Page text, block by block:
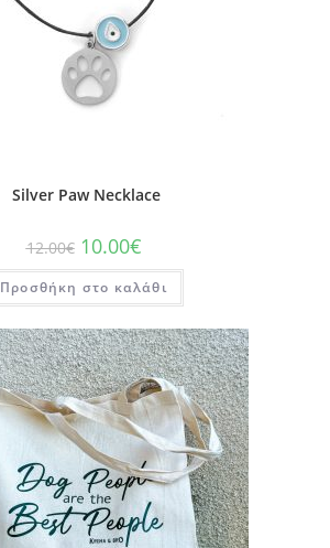
Silver Paw Necklace
12.00€ 10.00€
Προσθήκη στο καλάθι